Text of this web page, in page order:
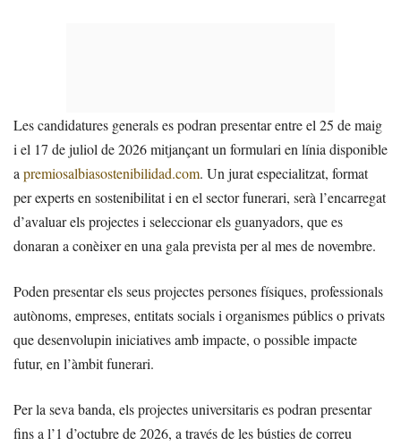
Les candidatures generals es podran presentar entre el 25 de maig
i el 17 de juliol de 2026 mitjançant un formulari en línia disponible
a premiosalbiasostenibilidad.com. Un jurat especialitzat, format
per experts en sostenibilitat i en el sector funerari, serà l’encarregat
d’avaluar els projectes i seleccionar els guanyadors, que es
donaran a conèixer en una gala prevista per al mes de novembre.
Poden presentar els seus projectes persones físiques, professionals
autònoms, empreses, entitats socials i organismes públics o privats
que desenvolupin iniciatives amb impacte, o possible impacte
futur, en l’àmbit funerari.
Per la seva banda, els projectes universitaris es podran presentar
fins a l’1 d’octubre de 2026, a través de les bústies de correu